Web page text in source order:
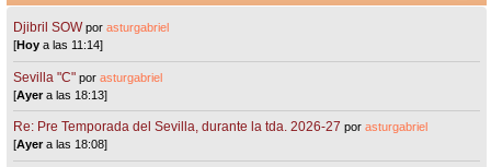
Djibril SOW porasturgabriel
[Hoy a las 11:14]
Sevilla "C"porasturgabriel
[Ayera las 18:13]
Re: Pre Temporada del Sevilla, durante la tda. 2026-27 porasturgabriel
[Ayera las 18:08]